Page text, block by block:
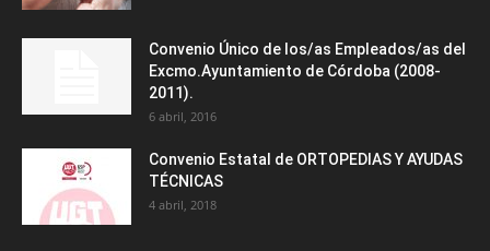
Convenio Único de los/as Empleados/as del
Excmo.Ayuntamiento de Córdoba (2008-
2011).
6 abril, 2016
Convenio Estatal de ORTOPEDIAS Y AYUDAS
TÉCNICAS
4 abril, 2018